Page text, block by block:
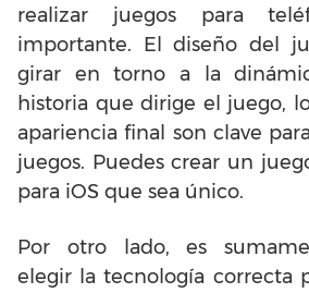
realizar juegos para
importante. El diseño del
girar en torno a la
historia que dirige el juego,
apariencia final son clave
juegos. Puedes crear un
para iOS que sea único.
Por otro lado, es
elegir la tecnología correcta